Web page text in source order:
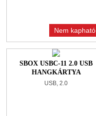
Nem kapható
SBOX USBC-11 2.0 USB
HANGKÁRTYA
USB, 2.0